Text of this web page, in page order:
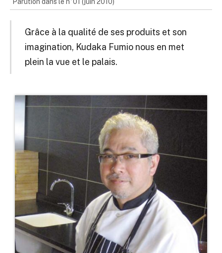
Grâce à la qualité de ses produits et son
imagination, Kudaka Fumio nous en met
plein la vue et le palais.